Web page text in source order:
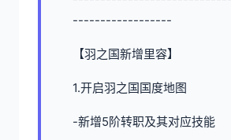
------------------
【羽之国新增里容】
1.开启羽之国国度地图
-新增5阶转职及其对应技能